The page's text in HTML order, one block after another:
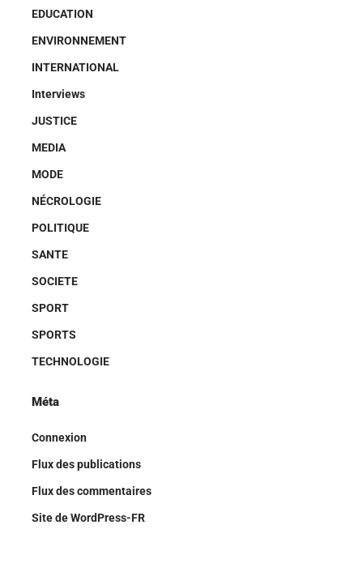
EDUCATION
ENVIRONNEMENT
INTERNATIONAL
Interviews
JUSTICE
MEDIA
MODE
NÉCROLOGIE
POLITIQUE
SANTE
SOCIETE
SPORT
SPORTS
TECHNOLOGIE
Méta
Connexion
Flux des publications
Flux des commentaires
Site de WordPress-FR